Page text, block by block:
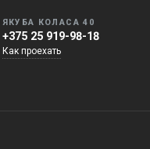
ЯКУБА КОЛАСА 40
+375 25 919-98-18
Как проехать